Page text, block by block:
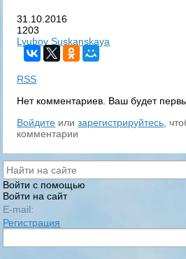
31.10.2016
1203
Lyubov Suskanskaya
RSS
Нет комментариев. Ваш будет
Войдите илизарегистрируйтесь ,
комментарии
Войти с помощью
Войти на сайт
E-mail:
Регистрация